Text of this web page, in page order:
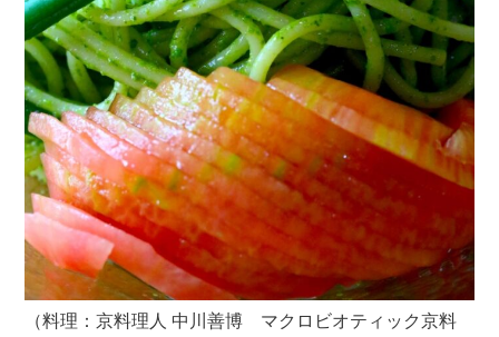
（料理：京料理人 中川善博 マクロビオティック京料